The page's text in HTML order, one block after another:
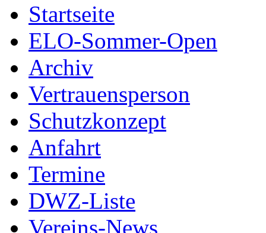
Startseite
ELO-Sommer-Open
Archiv
Vertrauensperson
Schutzkonzept
Anfahrt
Termine
DWZ-Liste
Vereins-News